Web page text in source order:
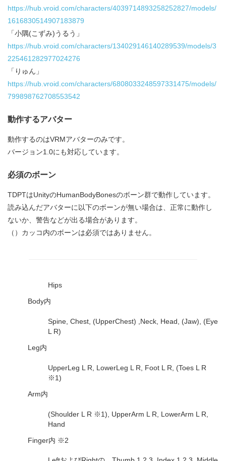
https://hub.vroid.com/characters/4039714893258252827/models/
1616830514907183879
「小隅(こずみ)うるう」
https://hub.vroid.com/characters/134029146140289539/models/3
225461282977024276
「りゅん」
https://hub.vroid.com/characters/6808033248597331475/models/
799898762708553542
動作するアバター
動作するのはVRMアバターのみです。
バージョン1.0にも対応しています。
必須のボーン
TDPTはUnityのHumanBodyBonesのボーン群で動作しています。
読み込んだアバターに以下のボーンが無い場合は、正常に動作し
ないか、警告などが出る場合があります。
（）カッコ内のボーンは必須ではありません。
Hips
Body内
Spine, Chest, (UpperChest) ,Neck, Head, (Jaw), (Eye
L R)
Leg内
UpperLeg L R, LowerLeg L R, Foot L R, (Toes L R
※1)
Arm内
(Shoulder L R ※1), UpperArm L R, LowerArm L R,
Hand
Finger内 ※2